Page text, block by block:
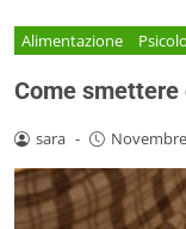
Alimentazione
Come
sara -